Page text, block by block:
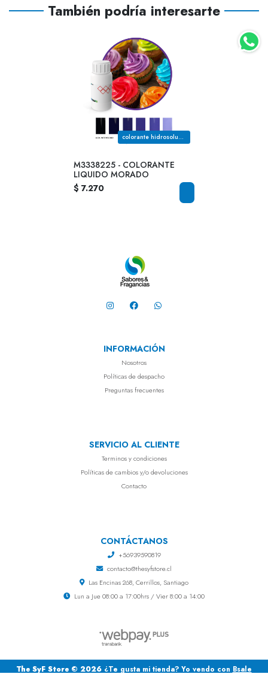
También podría interesarte
colorante hidrosoluble de uso alimenticio color morado
M3338225 - COLORANTE
LIQUIDO MORADO
$ 7.270
INFORMACIÓN
Nosotros
Políticas de despacho
Preguntas frecuentes
SERVICIO AL CLIENTE
Terminos y condiciones
Políticas de cambios y/o devoluciones
Contacto
CONTÁCTANOS
+56939590819
contacto@thesyfstore.cl
Las Encinas 268, Cerrillos, Santiago
Lun a Jue 08:00 a 17:00hrs / Vier 8:00 a 14:00
The SyF Store © 2026¿Te gusta mi tienda? Yo vendo con Bsale